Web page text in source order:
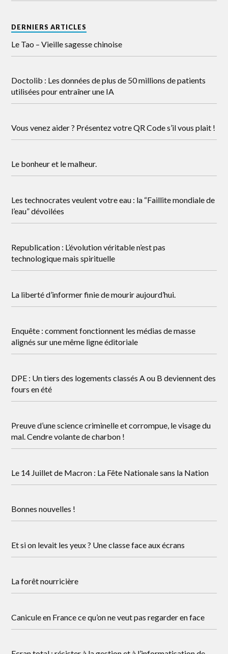
DERNIERS ARTICLES
Le Tao – Vieille sagesse chinoise
Doctolib : Les données de plus de 50 millions de patients
utilisées pour entraîner une IA
Vous venez aider ? Présentez votre QR Code s’il vous plait !
Le bonheur et le malheur.
Les technocrates veulent votre eau : la “Faillite mondiale de
l’eau” dévoilées
Republication : L’évolution véritable n’est pas
technologique mais spirituelle
La liberté d’informer finie de mourir aujourd’hui.
Enquête : comment fonctionnent les médias de masse
alignés sur une même ligne éditoriale
DPE : Un tiers des logements classés A ou B deviennent des
fours en été
Preuve d’une science criminelle et corrompue, le visage du
mal. Cendre volante de charbon !
Le 14 Juillet de Macron : La Fête Nationale sans la Nation
Bonnes nouvelles !
Et si on levait les yeux ? Une classe face aux écrans
La forêt nourricière
Canicule en France ce qu’on ne veut pas regarder en face